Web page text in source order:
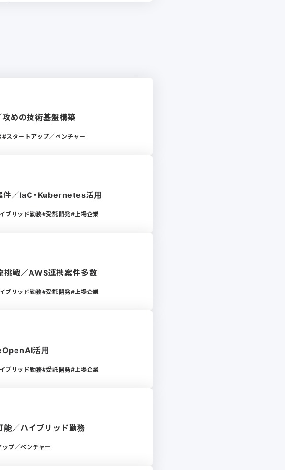
攻めの技術基盤構築
スタートアップ／ベンチャー
件／IaC・Kubernetes活用
ブリッド勤務 受託開発 上場企業
挑戦／AWS連携案件多数
ブリッド勤務 受託開発 上場企業
活用
ブリッド勤務 受託開発 上場企業
能／ハイブリッド勤務
ップ／ベンチャー